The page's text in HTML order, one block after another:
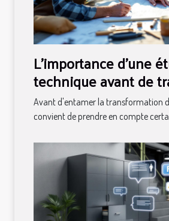
L'importance d'une
technique avant de
votre jardin
Avant d'entamer la transformation
convient de prendre en compte